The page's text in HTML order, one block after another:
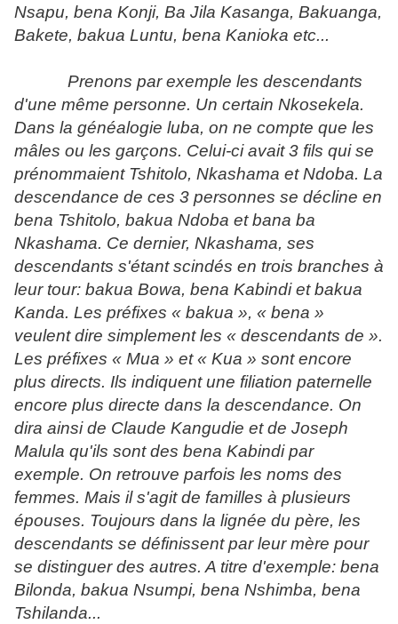
Nsapu, bena Konji, Ba Jila Kasanga, Bakuanga,
Bakete, bakua Luntu, bena Kanioka etc...
Prenons par exemple les descendants
d'une même personne. Un certain Nkosekela.
Dans la généalogie luba, on ne compte que les
mâles ou les garçons. Celui-ci avait 3 fils qui se
prénommaient Tshitolo, Nkashama et Ndoba. La
descendance de ces 3 personnes se décline en
bena Tshitolo, bakua Ndoba et bana ba
Nkashama. Ce dernier, Nkashama, ses
descendants s'étant scindés en trois branches à
leur tour: bakua Bowa, bena Kabindi et bakua
Kanda. Les préfixes « bakua », « bena »
veulent dire simplement les « descendants de ».
Les préfixes « Mua » et « Kua » sont encore
plus directs. Ils indiquent une filiation paternelle
encore plus directe dans la descendance. On
dira ainsi de Claude Kangudie et de Joseph
Malula qu'ils sont des bena Kabindi par
exemple. On retrouve parfois les noms des
femmes. Mais il s'agit de familles à plusieurs
épouses. Toujours dans la lignée du père, les
descendants se définissent par leur mère pour
se distinguer des autres. A titre d'exemple: bena
Bilonda, bakua Nsumpi, bena Nshimba, bena
Tshilanda...